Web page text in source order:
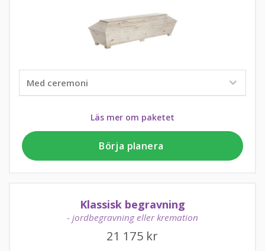
Läs mer om paketet
Börja planera
Klassisk begravning
- jordbegravning eller kremation
21 175 kr